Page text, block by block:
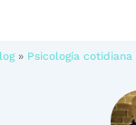
» Psicología cotidiana